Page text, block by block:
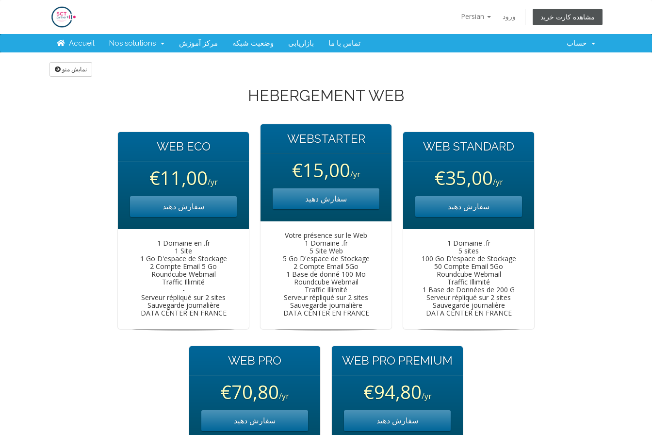
Persian ورود مشاهده کارت خرید
Accueil Nos solutions مرکز آموزش وضعیت شبکه بازاریابی تماس با ما
نمایش منو
HEBERGEMENT WEB
WEB ECO
€11,00/yr
سفارش دهید
1 Domaine en .fr
1 Site
1 Go D'espace de Stockage
2 Compte Email 5 Go
Roundcube Webmail
Traffic Illimité
-
Serveur répliqué sur 2 sites
Sauvegarde journalière
DATA CENTER EN FRANCE
WEBSTARTER
€15,00/yr
سفارش دهید
Votre présence sur le Web
1 Domaine .fr
5 Site Web
5 Go D'espace de Stockage
2 Compte Email 5Go
1 Base de donné 100 Mo
Roundcube Webmail
Traffic Illimité
Serveur répliqué sur 2 sites
Sauvegarde journalière
DATA CENTER EN FRANCE
WEB STANDARD
€35,00/yr
سفارش دهید
1 Domaine .fr
5 sites
100 Go D'espace de Stockage
50 Compte Email 5Go
Roundcube Webmail
Traffic Illimité
1 Base de Données de 200 G
Serveur répliqué sur 2 sites
Sauvegarde journalière
DATA CENTER EN FRANCE
WEB PRO
€70,80/yr
سفارش دهید
WEB PRO PREMIUM
€94,80/yr
سفارش دهید